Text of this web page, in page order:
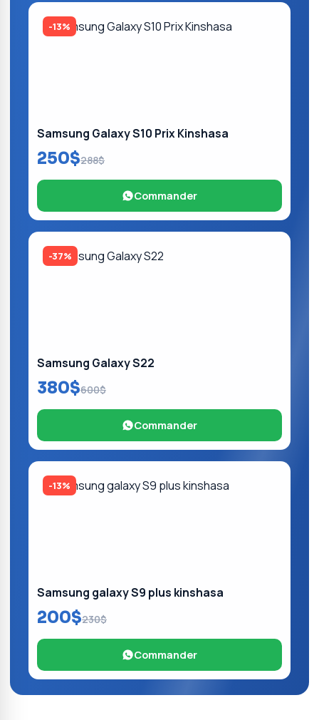
-13%
Samsung Galaxy S10 Prix Kinshasa
250$288$
Commander
-37%
Samsung Galaxy S22
380$600$
Commander
-13%
Samsung galaxy S9 plus kinshasa
200$230$
Commander